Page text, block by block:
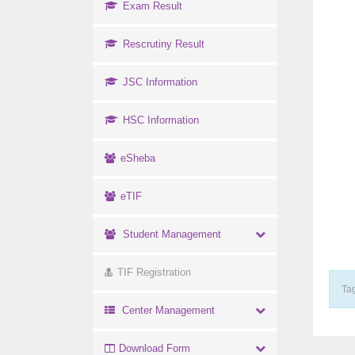
Exam Result
Rescrutiny Result
JSC Information
HSC Information
eSheba
eTIF
Student Management
TIF Registration
Center Management
Download Form